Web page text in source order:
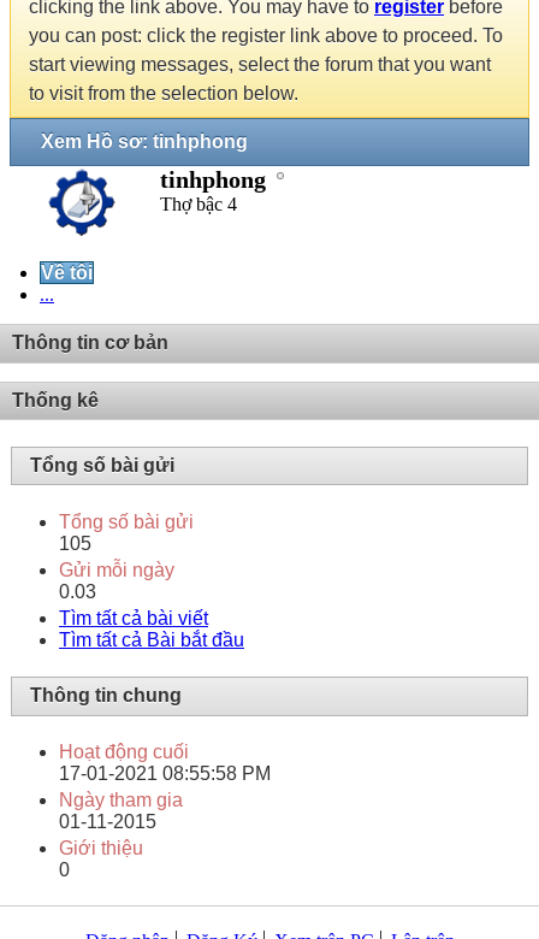
clicking the link above. You may have to register before
you can post: click the register link above to proceed. To
start viewing messages, select the forum that you want
to visit from the selection below.
Xem Hồ sơ: tinhphong
tinhphong
Thợ bậc 4
Về tôi
...
Thông tin cơ bản
Thống kê
Tổng số bài gửi
Tổng số bài gửi
105
Gửi mỗi ngày
0.03
Tìm tất cả bài viết
Tìm tất cả Bài bắt đầu
Thông tin chung
Hoạt động cuối
17-01-2021 08:55:58 PM
Ngày tham gia
01-11-2015
Giới thiệu
0